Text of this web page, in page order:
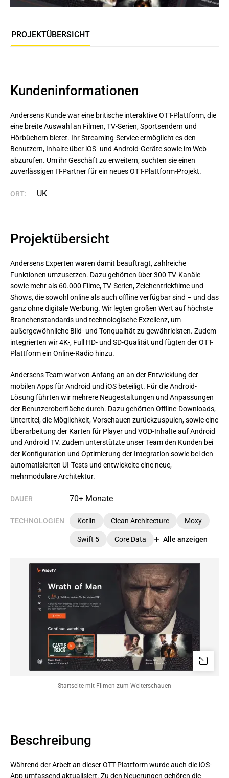
PROJEKTÜBERSICHT
Kundeninformationen
Andersens Kunde war eine britische interaktive OTT-Plattform, die
eine breite Auswahl an Filmen, TV-Serien, Sportsendern und
Hörbüchern bietet. Ihr Streaming-Service ermöglicht es den
Benutzern, Inhalte über iOS- und Android-Geräte sowie im Web
abzurufen. Um ihr Geschäft zu erweitern, suchten sie einen
zuverlässigen IT-Partner für ein neues OTT-Plattform-Projekt.
ORT: UK
Projektübersicht
Andersens Experten waren damit beauftragt, zahlreiche
Funktionen umzusetzen. Dazu gehörten über 300 TV-Kanäle
sowie mehr als 60.000 Filme, TV-Serien, Zeichentrickfilme und
Shows, die sowohl online als auch offline verfügbar sind – und das
ganz ohne digitale Werbung. Wir legten großen Wert auf höchste
Branchenstandards und technologische Exzellenz, um
außergewöhnliche Bild- und Tonqualität zu gewährleisten. Zudem
integrierten wir 4K-, Full HD- und SD-Qualität und fügten der OTT-
Plattform ein Online-Radio hinzu.
Andersens Team war von Anfang an an der Entwicklung der
mobilen Apps für Android und iOS beteiligt. Für die Android-
Lösung führten wir mehrere Neugestaltungen und Anpassungen
der Benutzeroberfläche durch. Dazu gehörten Offline-Downloads,
Untertitel, die Möglichkeit, Vorschauen zurückzuspulen, sowie eine
Überarbeitung der Karten für Player und VOD-Inhalte auf Android
und Android TV. Zudem unterstützte unser Team den Kunden bei
der Konfiguration und Optimierung der Integration sowie bei den
automatisierten UI-Tests und entwickelte eine neue,
mehrmodulare Architektur.
DAUER 70+ Monate
TECHNOLOGIEN Kotlin Clean Architecture Moxy
Swift 5 Core Data Alle anzeigen
Startseite mit Filmen zum Weiterschauen
Beschreibung
Während der Arbeit an dieser OTT-Plattform wurde auch die iOS-
App umfassend aktualisiert. Zu den Neuerungen gehören die